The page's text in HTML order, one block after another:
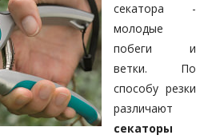
секатора -
молодые
побеги и
ветки. По
способу резки
различают
секаторы